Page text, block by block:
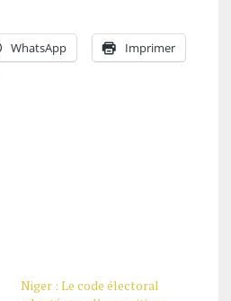
WhatsApp Imprimer
Niger : Le code électoral